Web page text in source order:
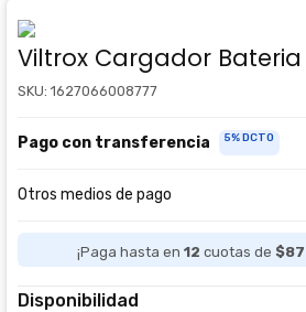
Viltrox Cargador Bateria
SKU: 1627066008777
Pago con transferencia 5% DCTO
Otros medios de pago
¡Paga hasta en 12 cuotas de
Disponibilidad